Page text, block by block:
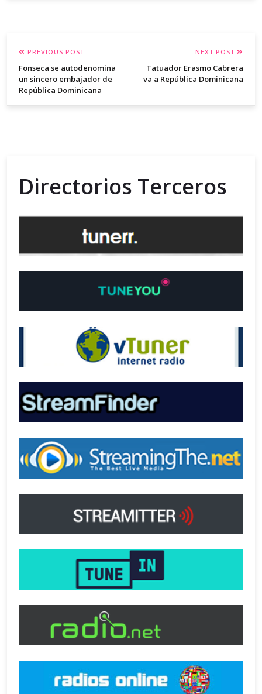
PREVIOUS POST
Fonseca se autodenomina
un sincero embajador de
República Dominicana
NEXT POST
Tatuador Erasmo Cabrera
va a República Dominicana
Directorios Terceros